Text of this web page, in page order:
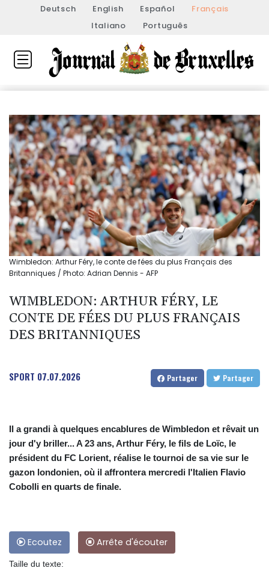
Deutsch English Español
Français
Italiano
Português
Wimbledon: Arthur Féry, le conte de fées du plus Français des
Britanniques / Photo: Adrian Dennis - AFP
WIMBLEDON: ARTHUR FÉRY, LE
CONTE DE FÉES DU PLUS FRANÇAIS
DES BRITANNIQUES
SPORT 07.07.2026 Partager Partager
Il a grandi à quelques encablures de Wimbledon et rêvait un
jour d'y briller... A 23 ans, Arthur Féry, le fils de Loïc, le
président du FC Lorient, réalise le tournoi de sa vie sur le
gazon londonien, où il affrontera mercredi l'Italien Flavio
Cobolli en quarts de finale.
Ecoutez Arrête d'écouter
Taille du texte: